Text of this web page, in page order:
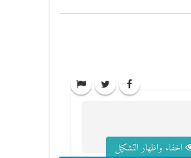
اخفاء واظهار التشكيل